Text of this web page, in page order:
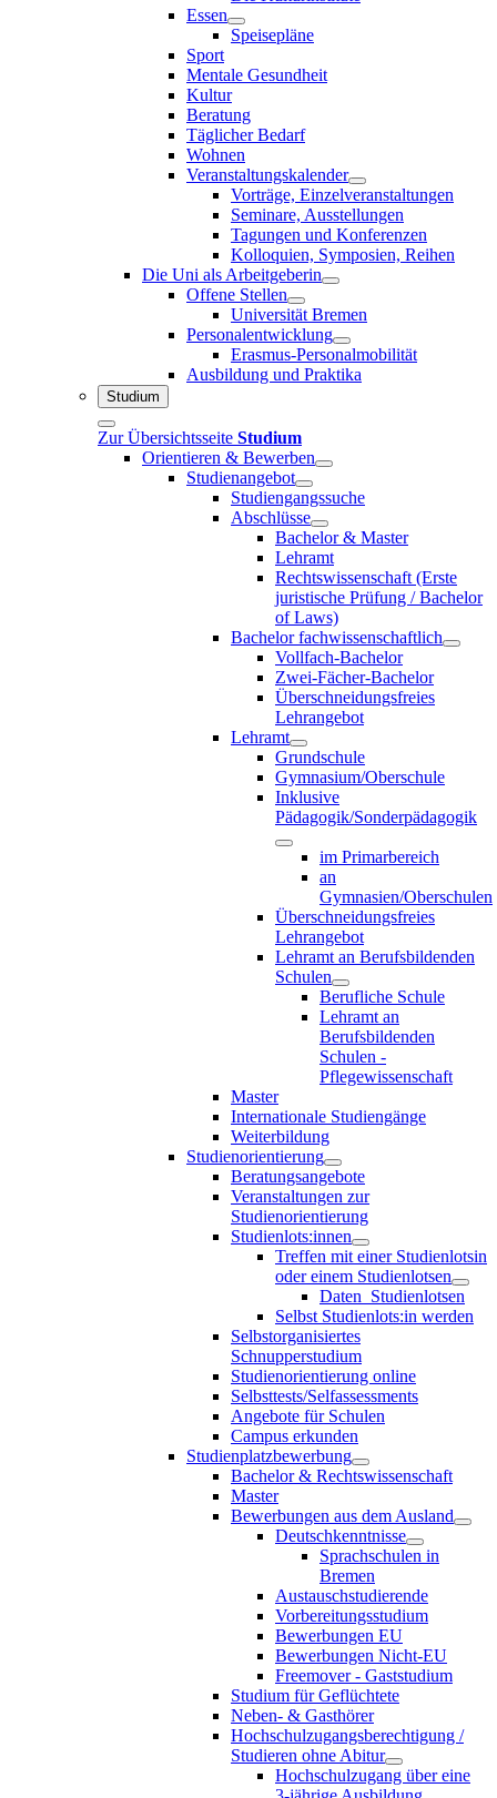
Essen
Speisepläne
Sport
Mentale Gesundheit
Kultur
Beratung
Täglicher Bedarf
Wohnen
Veranstaltungskalender
Vorträge, Einzelveranstaltungen
Seminare, Ausstellungen
Tagungen und Konferenzen
Kolloquien, Symposien, Reihen
Die Uni als Arbeitgeberin
Offene Stellen
Universität Bremen
Personalentwicklung
Erasmus-Personalmobilität
Ausbildung und Praktika
Studium
Zur Übersichtsseite Studium
Orientieren & Bewerben
Studienangebot
Studiengangssuche
Abschlüsse
Bachelor & Master
Lehramt
Rechtswissenschaft (Erste
juristische Prüfung / Bachelor
of Laws)
Bachelor fachwissenschaftlich
Vollfach-Bachelor
Zwei-Fächer-Bachelor
Überschneidungsfreies
Lehrangebot
Lehramt
Grundschule
Gymnasium/Oberschule
Inklusive
Pädagogik/Sonderpädagogik
im Primarbereich
an
Gymnasien/Oberschulen
Überschneidungsfreies
Lehrangebot
Lehramt an Berufsbildenden
Schulen
Berufliche Schule
Lehramt an
Berufsbildenden
Schulen -
Pflegewissenschaft
Master
Internationale Studiengänge
Weiterbildung
Studienorientierung
Beratungsangebote
Veranstaltungen zur
Studienorientierung
Studienlots:innen
Treffen mit einer Studienlotsin
oder einem Studienlotsen
Daten_Studienlotsen
Selbst Studienlots:in werden
Selbstorganisiertes
Schnupperstudium
Studienorientierung online
Selbsttests/Selfassessments
Angebote für Schulen
Campus erkunden
Studienplatzbewerbung
Bachelor & Rechtswissenschaft
Master
Bewerbungen aus dem Ausland
Deutschkenntnisse
Sprachschulen in
Bremen
Austauschstudierende
Vorbereitungsstudium
Bewerbungen EU
Bewerbungen Nicht-EU
Freemover - Gaststudium
Studium für Geflüchtete
Neben- & Gasthörer
Hochschulzugangsberechtigung /
Studieren ohne Abitur
Hochschulzugang über eine